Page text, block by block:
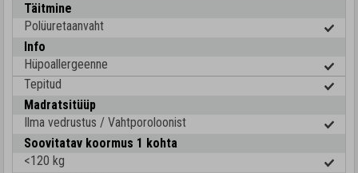
Täitmine
Polüuretaanvaht
Info
Hüpoallergeenne
Tepitud
Madratsitüüp
Ilma vedrustus / Vahtporoloonist
Soovitatav koormus 1 kohta
<120 kg